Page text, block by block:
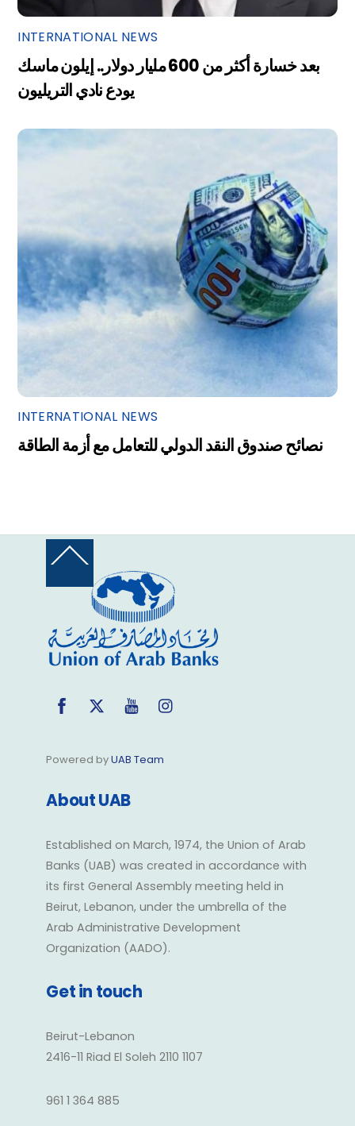
INTERNATIONAL NEWS
بعد خسارة أكثر من 600 مليار دولار.. إيلون ماسك
يودع نادي التريليون
INTERNATIONAL NEWS
نصائح صندوق النقد الدولي للتعامل مع أزمة الطاقة
Back
Top
Facebook
Twitter YouTube
Powered byUAB Team
About UAB
Established on March, 1974, the Union of Arab
Banks (UAB) was created in accordance with
its first General Assembly meeting held in
Beirut, Lebanon, under the umbrella of the
Arab Administrative Development
Organization (AADO).
Get in touch
Beirut-Lebanon
2416-11 Riad El Soleh 2110 1107
961 1 364 885